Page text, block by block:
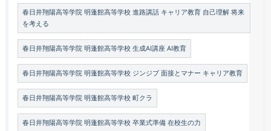
春日井翔陽高等学院 明蓬館高等学校 進路講話 キャリア教育 自己理解 将来
を考える
春日井翔陽高等学院 明蓬館高等学校 生成AI講座 AI教育
春日井翔陽高等学院 明蓬館高等学校 ジンジブ 面接とマナー キャリア教育
春日井翔陽高等学院 明蓬館高等学校 町クラ
春日井翔陽高等学院 明蓬館高等学校 卒業式準備 在校生の力